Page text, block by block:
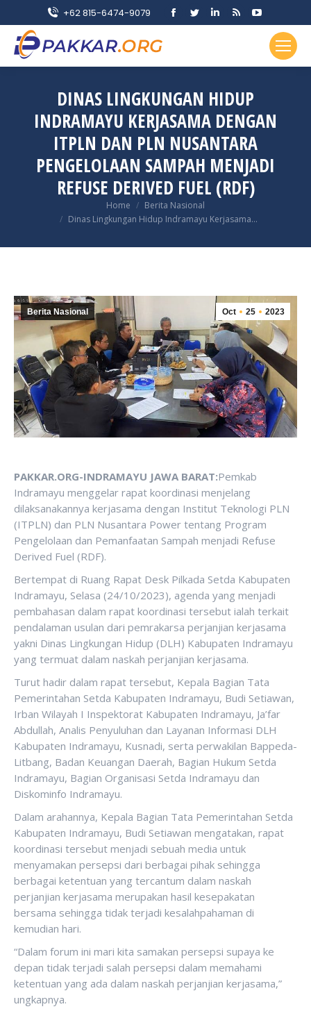
+62 815-6474-9079
Facebook
in
window
Twitter
in
window
Linkedin
in
window
Rss
opens
in
window
YouTube
page
opens
in
DINAS LINGKUNGAN HIDUP
INDRAMAYU KERJASAMA DENGAN
ITPLN DAN PLN NUSANTARA
PENGELOLAAN SAMPAH MENJADI
REFUSE DERIVED FUEL (RDF)
Home
Berita Nasional
Dinas Lingkungan Hidup Indramayu Kerjasama…
Oct 25 2023
Berita Nasional
PAKKAR.ORG-INDRAMAYU JAWA BARAT:Pemkab
Indramayu menggelar rapat koordinasi menjelang
dilaksanakannya kerjasama dengan Institut Teknologi PLN
(ITPLN) dan PLN Nusantara Power tentang Program
Pengelolaan dan Pemanfaatan Sampah menjadi Refuse
Derived Fuel (RDF).
Bertempat di Ruang Rapat Desk Pilkada Setda Kabupaten
Indramayu, Selasa (24/10/2023), agenda yang menjadi
pembahasan dalam rapat koordinasi tersebut ialah terkait
pendalaman usulan dari pemrakarsa perjanjian kerjasama
yakni Dinas Lingkungan Hidup (DLH) Kabupaten Indramayu
yang termuat dalam naskah perjanjian kerjasama.
Turut hadir dalam rapat tersebut, Kepala Bagian Tata
Pemerintahan Setda Kabupaten Indramayu, Budi Setiawan,
Irban Wilayah I Inspektorat Kabupaten Indramayu, Ja’far
Abdullah, Analis Penyuluhan dan Layanan Informasi DLH
Kabupaten Indramayu, Kusnadi, serta perwakilan Bappeda-
Litbang, Badan Keuangan Daerah, Bagian Hukum Setda
Indramayu, Bagian Organisasi Setda Indramayu dan
Diskominfo Indramayu.
Dalam arahannya, Kepala Bagian Tata Pemerintahan Setda
Kabupaten Indramayu, Budi Setiawan mengatakan, rapat
koordinasi tersebut menjadi sebuah media untuk
menyamakan persepsi dari berbagai pihak sehingga
berbagai ketentuan yang tercantum dalam naskah
perjanjian kerjasama merupakan hasil kesepakatan
bersama sehingga tidak terjadi kesalahpahaman di
kemudian hari.
“Dalam forum ini mari kita samakan persepsi supaya ke
depan tidak terjadi salah persepsi dalam memahami
ketentuan yang ada dalam naskah perjanjian kerjasama,”
ungkapnya.